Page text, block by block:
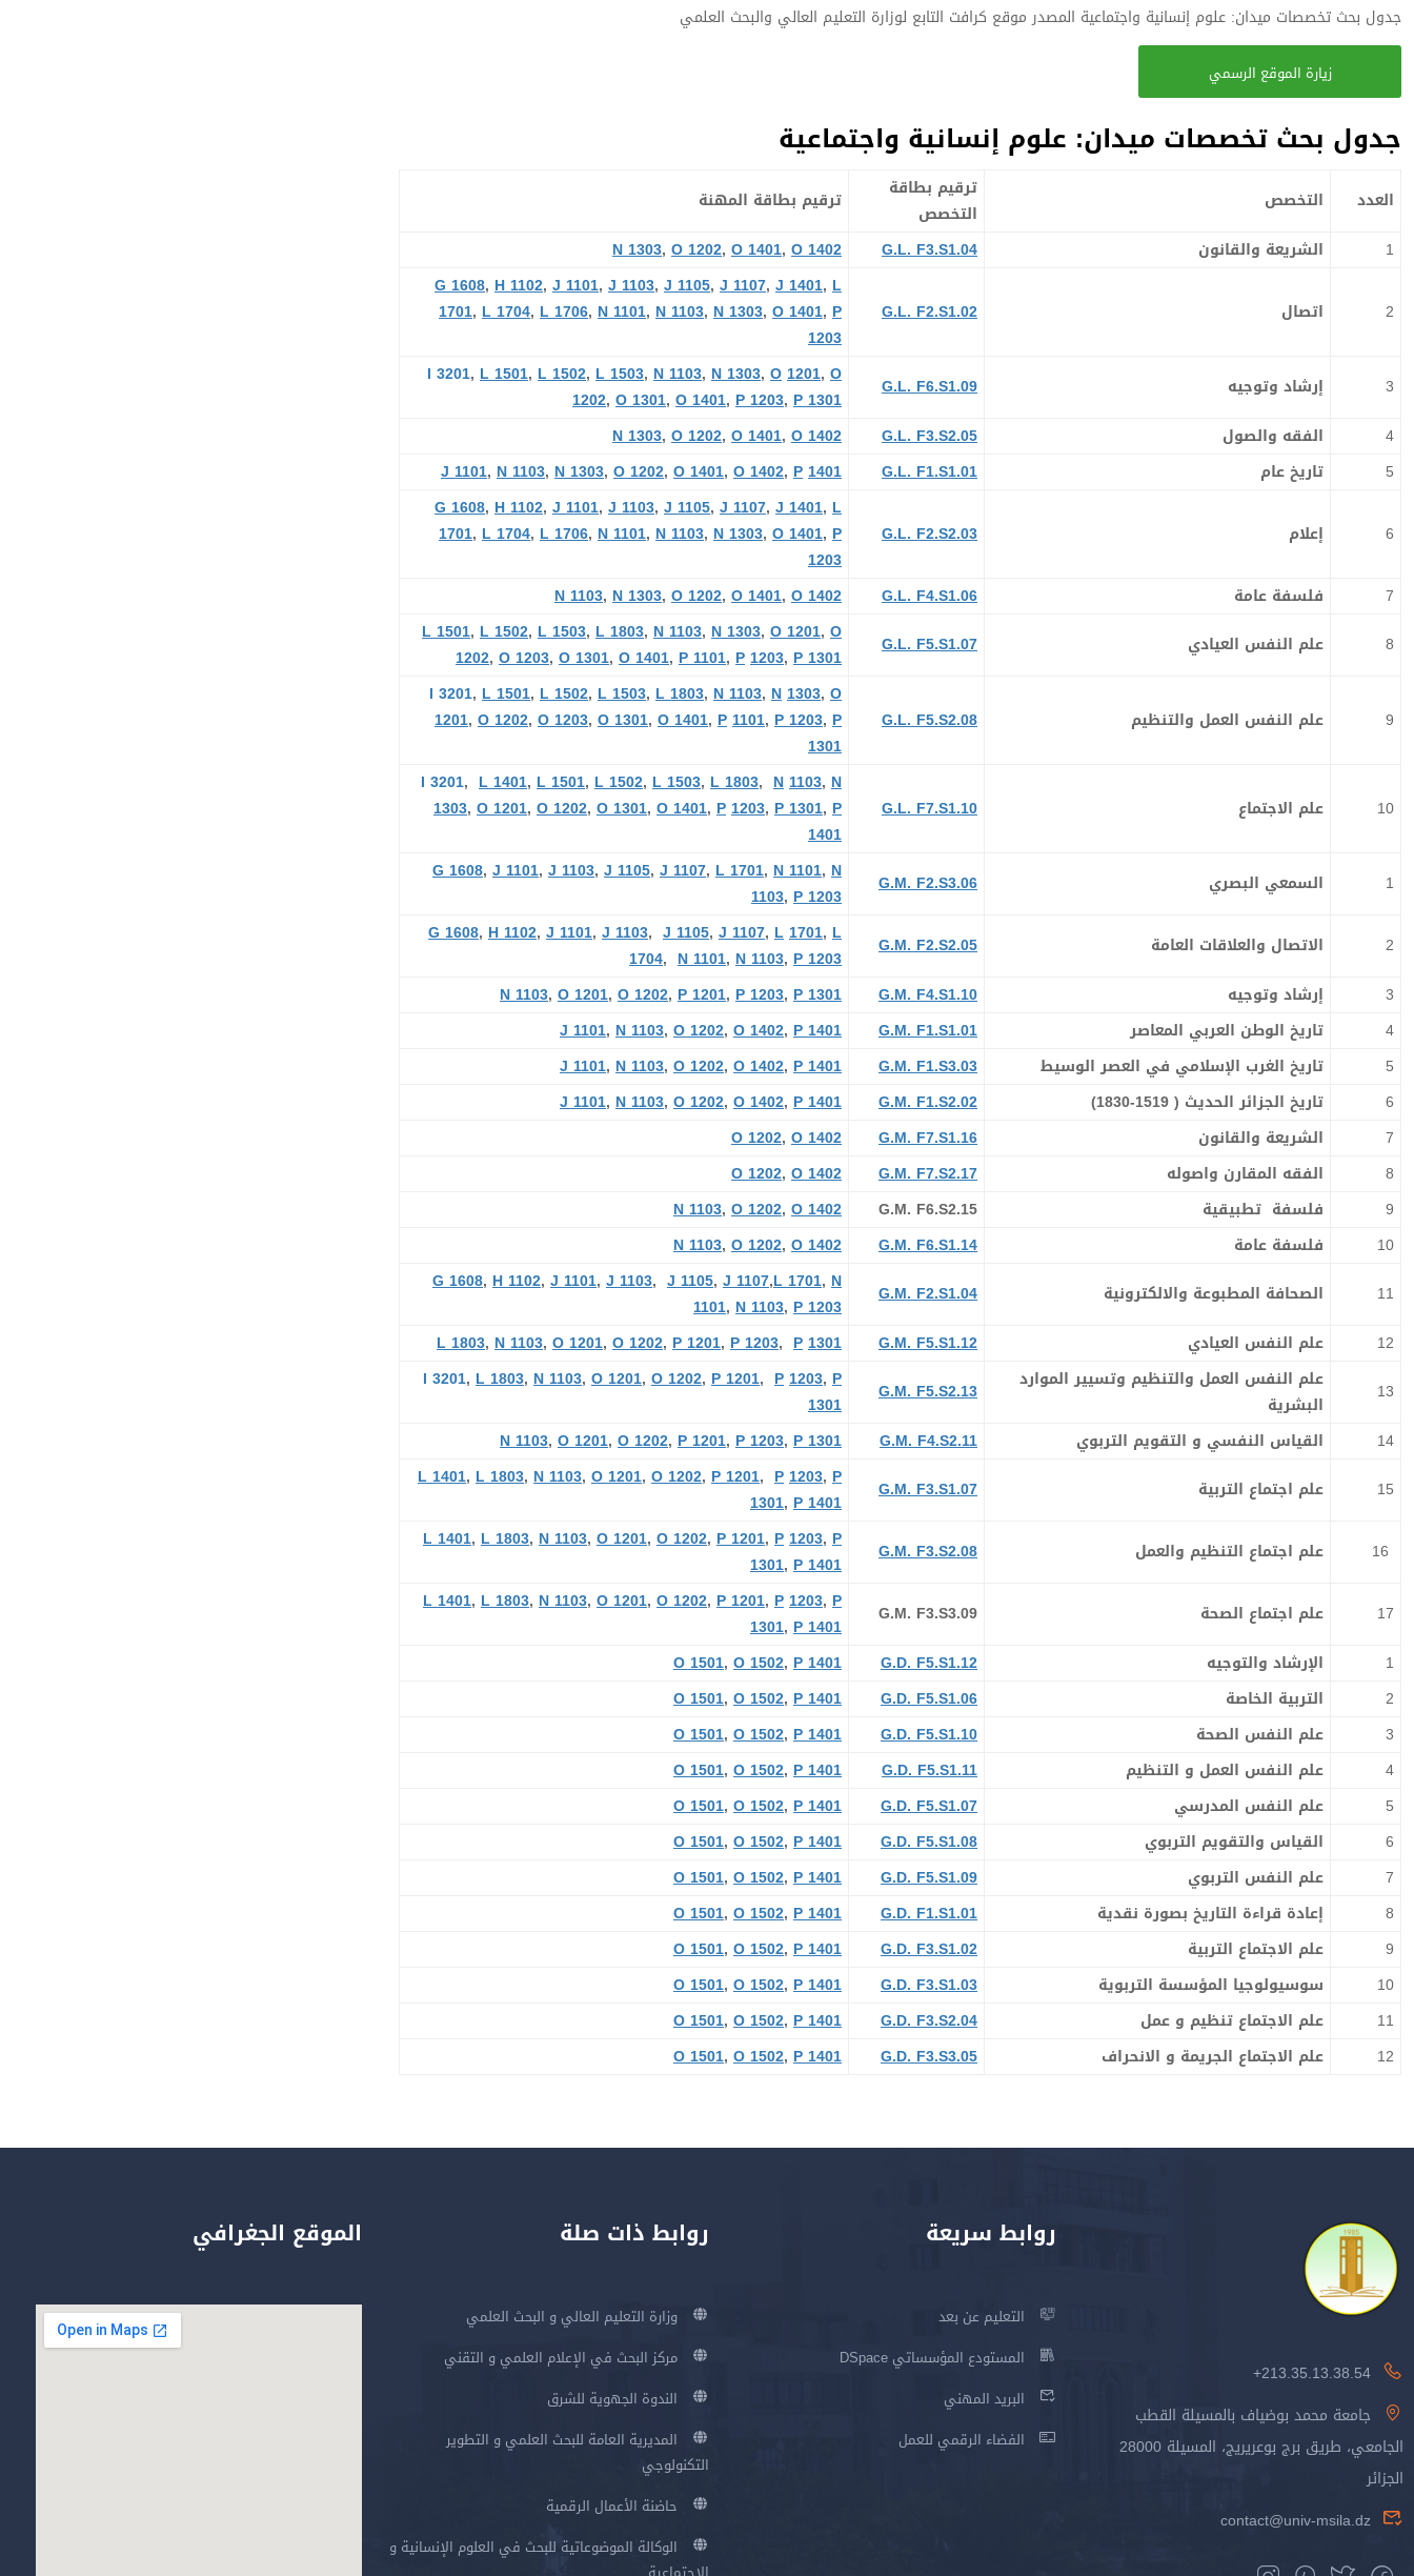
جدول بحث تخصصات ميدان: علوم إنسانية واجتماعية المصدر موقع كرافت التابع لوزارة التعليم العالي والبحث العلمي
زيارة الموقع الرسمي
جدول بحث تخصصات ميدان: علوم إنسانية واجتماعية
العدد التخصص
ترقيم بطاقة
التخصص
ترقيم بطاقة المهنة
1
الشريعة والقانون G.L. F3.S1.04
N 1303, O 1202, O 1401, O 1402
2 اتصال G.L. F2.S1.02
G 1608, H 1102, J 1101, J 1103, J 1105, J 1107, J 1401, L
1701, L 1704, L 1706, N 1101, N 1103, N 1303, O 1401, P
1203
3
إرشاد وتوجيه G.L. F6.S1.09
I 3201, L 1501, L 1502, L 1503, N 1103, N 1303, O1201, O
1202, O 1301, O 1401, P 1203, P 1301
4
الفقه والصول G.L. F3.S2.05
N 1303, O 1202, O 1401, O 1402
5
تاريخ عام G.L. F1.S1.01
J 1101, N 1103, N 1303, O 1202, O 1401, O 1402, P1401
6 إعلام G.L. F2.S2.03
G 1608, H 1102, J 1101, J 1103, J 1105, J 1107, J 1401, L
1701, L 1704, L 1706, N 1101, N 1103, N 1303, O 1401, P
1203
7
فلسفة عامة G.L. F4.S1.06
N 1103, N 1303, O 1202, O 1401, O 1402
8
علم النفس العيادي G.L. F5.S1.07
L 1501, L 1502, L 1503, L 1803, N 1103, N 1303, O1201, O
1202, O 1203, O 1301, O 1401, P 1101, P1203, P 1301
9 علم النفس العمل والتنظيم G.L. F5.S2.08
I 3201, L 1501, L 1502, L 1503, L 1803, N 1103, N1303, O
1201, O 1202, O 1203, O 1301, O 1401, P1101, P 1203, P
1301
10 علم الاجتماع G.L. F7.S1.10
I 3201, L 1401, L 1501, L 1502, L 1503, L 1803, N1103, N
1303, O 1201, O 1202, O 1301, O 1401, P1203, P 1301, P
1401
1
السمعي البصري G.M. F2.S3.06
G 1608, J 1101, J 1103, J 1105, J 1107, L 1701, N 1101, N
1103, P 1203
2
الاتصال والعلاقات العامة G.M. F2.S2.05
G1608, H 1102, J 1101, J 1103, J 1105, J 1107, L1701, L
1704, N 1101, N 1103, P 1203
3
إرشاد وتوجيه G.M. F4.S1.10
N 1103, O 1201, O 1202, P 1201, P 1203, P 1301
4
تاريخ الوطن العربي المعاصر G.M. F1.S1.01
J 1101, N 1103, O 1202, O 1402, P 1401
5
تاريخ الغرب الإسلامي في العصر الوسيط G.M. F1.S3.03
J 1101, N 1103, O 1202, O 1402, P 1401
6
تاريخ الجزائر الحديث ( 1519-1830) G.M. F1.S2.02
J 1101, N 1103, O 1202, O 1402, P 1401
7
الشريعة والقانون G.M. F7.S1.16
O 1202, O 1402
8
الفقه المقارن واصوله G.M. F7.S2.17
O 1202, O 1402
9
فلسفة تطبيقية G.M. F6.S2.15
N 1103, O 1202, O 1402
10
فلسفة عامة G.M. F6.S1.14
N 1103, O 1202, O 1402
11
الصحافة المطبوعة والالكترونية G.M. F2.S1.04
G 1608, H 1102, J 1101, J 1103, J 1105, J 1107,L 1701, N
1101, N 1103, P 1203
12
علم النفس العيادي G.M. F5.S1.12
L 1803, N 1103, O 1201, O 1202, P 1201, P 1203, P1301
13
علم النفس العمل والتنظيم وتسيير الموارد
البشرية
G.M. F5.S2.13
I 3201, L 1803, N 1103, O 1201, O 1202, P 1201, P1203, P
1301
14
القياس النفسي و التقويم التربوي G.M. F4.S2.11
N 1103, O 1201, O 1202, P 1201, P 1203, P 1301
15
علم اجتماع التربية G.M. F3.S1.07
L 1401, L 1803, N 1103, O 1201, O 1202, P 1201, P1203, P
1301, P 1401
علم اجتماع التنظيم والعمل G.M. F3.S2.08
L 1401, L 1803, N 1103, O 1201, O 1202, P 1201, P1203, P
1301, P 1401
17
علم اجتماع الصحة G.M. F3.S3.09
L 1401, L 1803, N 1103, O 1201, O 1202, P 1201, P1203, P
1301, P 1401
1
الإرشاد والتوجيه G.D. F5.S1.12
O 1501, O 1502, P 1401
2
التربية الخاصة G.D. F5.S1.06
O 1501, O 1502, P 1401
3
علم النفس الصحة G.D. F5.S1.10
O 1501, O 1502, P 1401
4
علم النفس العمل و التنظيم G.D. F5.S1.11
O 1501, O 1502, P 1401
5
علم النفس المدرسي G.D. F5.S1.07
O 1501, O 1502, P 1401
6
القياس والتقويم التربوي G.D. F5.S1.08
O 1501, O 1502, P 1401
7
علم النفس التربوي G.D. F5.S1.09
O 1501, O 1502, P 1401
8
إعادة قراءة التاريخ بصورة نقدية G.D. F1.S1.01
O 1501, O 1502, P 1401
9
علم الاجتماع التربية G.D. F3.S1.02
O 1501, O 1502, P 1401
10
سوسيولوجيا المؤسسة التربوية G.D. F3.S1.03
O 1501, O 1502, P 1401
11
علم الاجتماع تنظيم و عمل G.D. F3.S2.04
O 1501, O 1502, P 1401
12
علم الاجتماع الجريمة و الانحراف G.D. F3.S3.05
O 1501, O 1502, P 1401
213.35.13.38.54+
جامعة محمد بوضياف بالمسيلة القطب
الجامعي، طريق برج بوعريريج، المسيلة 28000
الجزائر
contact@univ-msila.dz
روابط سريعة
التعليم عن بعد
المستودع المؤسساتي DSpace
البريد المهني
الفضاء الرقمي للعمل
روابط ذات صلة
وزارة التعليم العالي و البحث العلمي
مركز البحث في الإعلام العلمي و التقني
الندوة الجهوية للشرق
المديرية العامة للبحث العلمي و التطوير
التكنولوجي
حاضنة الأعمال الرقمية
الوكالة الموضوعاتية للبحث في العلوم الإنسانية و
الموقع الجغرافي